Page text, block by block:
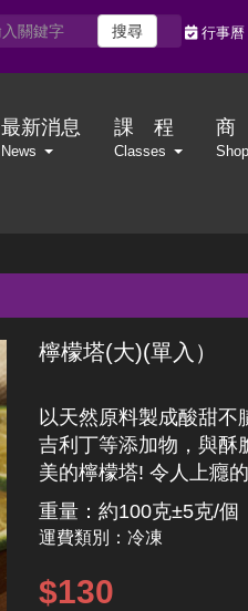
行事曆
搜尋
最新消息
News
課 程
Classes
商
Shop
檸檬塔(大)(單入）
以天然原料製成酸甜不
吉利丁等添加物，與酥
美的檸檬塔! 令人上癮
重量：約100克±5克/個
運費類別：冷凍
$130